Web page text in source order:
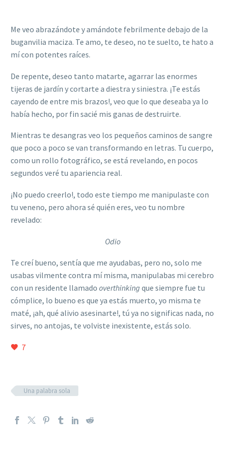
Me veo abrazándote y amándote febrilmente debajo de la
buganvilia maciza. Te amo, te deseo, no te suelto, te hato a
mí con potentes raíces.
De repente, deseo tanto matarte, agarrar las enormes
tijeras de jardín y cortarte a diestra y siniestra. ¡Te estás
cayendo de entre mis brazos!, veo que lo que deseaba ya lo
había hecho, por fin sacié mis ganas de destruirte.
Mientras te desangras veo los pequeños caminos de sangre
que poco a poco se van transformando en letras. Tu cuerpo,
como un rollo fotográfico, se está revelando, en pocos
segundos veré tu apariencia real.
¡No puedo creerlo!, todo este tiempo me manipulaste con
tu veneno, pero ahora sé quién eres, veo tu nombre
revelado:
Odio
Te creí bueno, sentía que me ayudabas, pero no, solo me
usabas vilmente contra mí misma, manipulabas mi cerebro
con un residente llamado overthinking que siempre fue tu
cómplice, lo bueno es que ya estás muerto, yo misma te
maté, ¡ah, qué alivio asesinarte!, tú ya no significas nada, no
sirves, no antojas, te volviste inexistente, estás solo.
7
Una palabra sola